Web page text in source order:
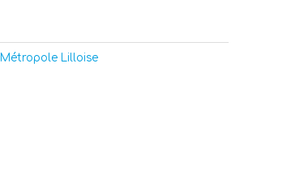
Métropole Lilloise